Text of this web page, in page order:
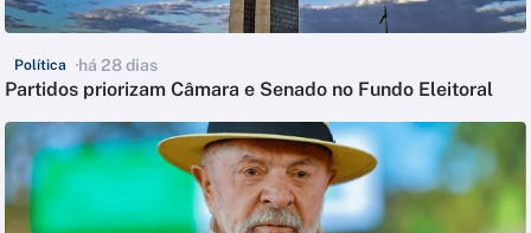
Política há 28 dias
Partidos priorizam Câmara e Senado no Fundo Eleitoral